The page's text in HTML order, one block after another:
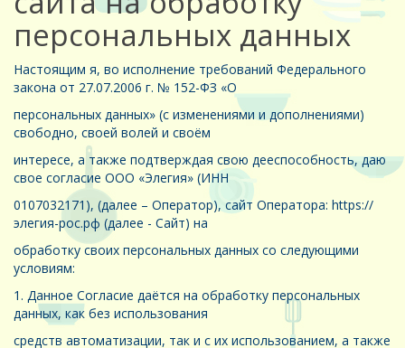
персональных данных
Настоящим я, во исполнение требований Федерального
закона от 27.07.2006 г. № 152-ФЗ «О
персональных данных» (с изменениями и дополнениями)
свободно, своей волей и своём
интересе, а также подтверждая свою дееспособность, даю
свое согласие ООО «Элегия» (ИНН
0107032171), (далее – Оператор), сайт Оператора: https://
элегия-рос.рф (далее - Сайт) на
обработку своих персональных данных со следующими
условиям:
1. Данное Согласие даётся на обработку персональных
данных, как без использования
средств автоматизации, так и с их использованием, а также